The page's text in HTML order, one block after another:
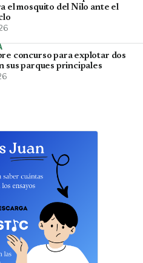
el mosquito del Nilo ante el
concurso para explotar dos
sus parques principales